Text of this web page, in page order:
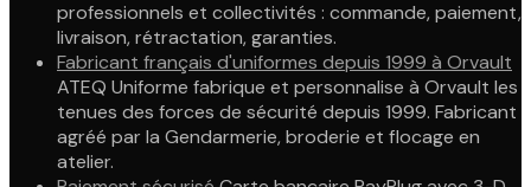
professionnels et collectivités : commande, paiement,
livraison, rétractation, garanties.
Fabricant français d'uniformes depuis 1999 à Orvault
ATEQ Uniforme fabrique et personnalise à Orvault les
tenues des forces de sécurité depuis 1999. Fabricant
agréé par la Gendarmerie, broderie et flocage en
atelier.